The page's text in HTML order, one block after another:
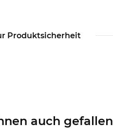
Produktsicherheit
auch gefallen